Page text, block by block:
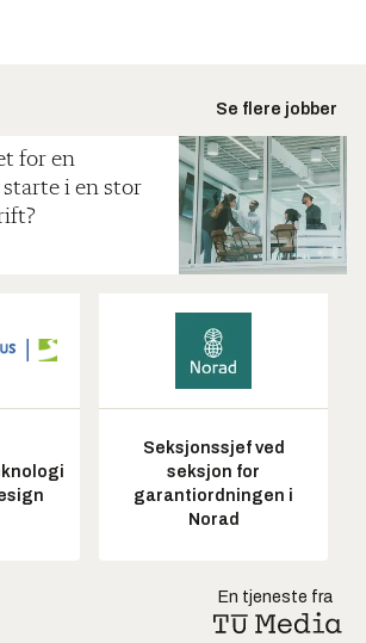
Se flere jobber
for en
i en stor
Seksjonssjef ved
seksjon for
garantiordningen i
Norad
En tjeneste fra